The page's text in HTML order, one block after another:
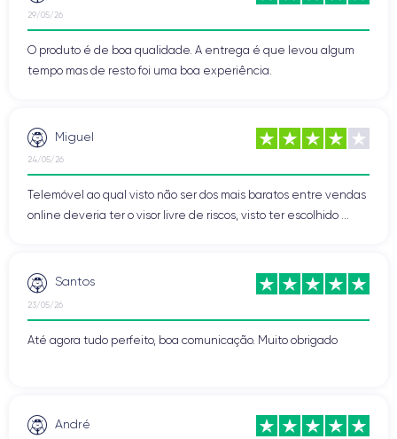
29/05/26
O produto é de boa qualidade. A entrega é que levou algum
tempo mas de resto foi uma boa experiência.
Miguel
24/05/26
Telemóvel ao qual visto não ser dos mais baratos entre vendas
online deveria ter o visor livre de riscos, visto ter escolhido ...
Santos
23/05/26
Até agora tudo perfeito, boa comunicação. Muito obrigado
André